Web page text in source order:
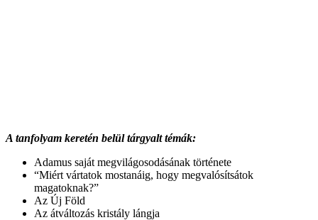
A tanfolyam keretén belül tárgyalt témák:
Adamus saját megvilágosodásának története
“Miért vártatok mostanáig, hogy megvalósítsátok
magatoknak?”
Az Új Föld
Az átváltozás kristály lángja